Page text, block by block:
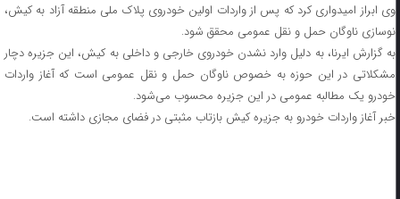
وی ابراز امیدواری کرد که پس از واردات اولین خودروی پلاک ملی منطقه آزاد به کیش،
نوسازی ناوگان حمل و نقل عمومی محقق شود.
به گزارش ایرنا، به دلیل وارد نشدن خودروی خارجی و داخلی به کیش، این جزیره دچار
مشکلاتی در این حوزه به خصوص ناوگان حمل و نقل عمومی است که آغاز واردات
خودرو یک مطالبه عمومی در این جزیره محسوب می‌شود.
خبر آغاز واردات خودرو به جزیره کیش بازتاب مثبتی در فضای مجازی داشته است.